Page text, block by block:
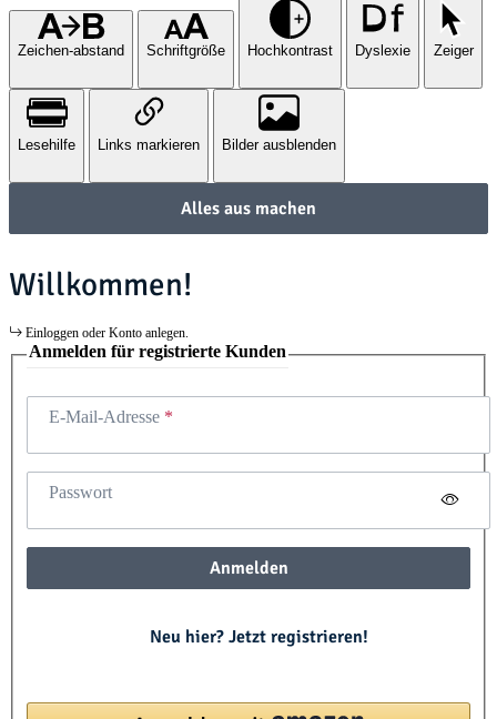
Zeichen-abstand Schriftgröße Hochkontrast Dyslexie Zeiger
Lesehilfe Links markieren Bilder ausblenden
Alles aus machen
Willkommen!
Einloggen oder Konto anlegen.
Anmelden für registrierte Kunden
E-Mail-Adresse
Passwort
Anmelden
Neu hier? Jetzt registrieren!